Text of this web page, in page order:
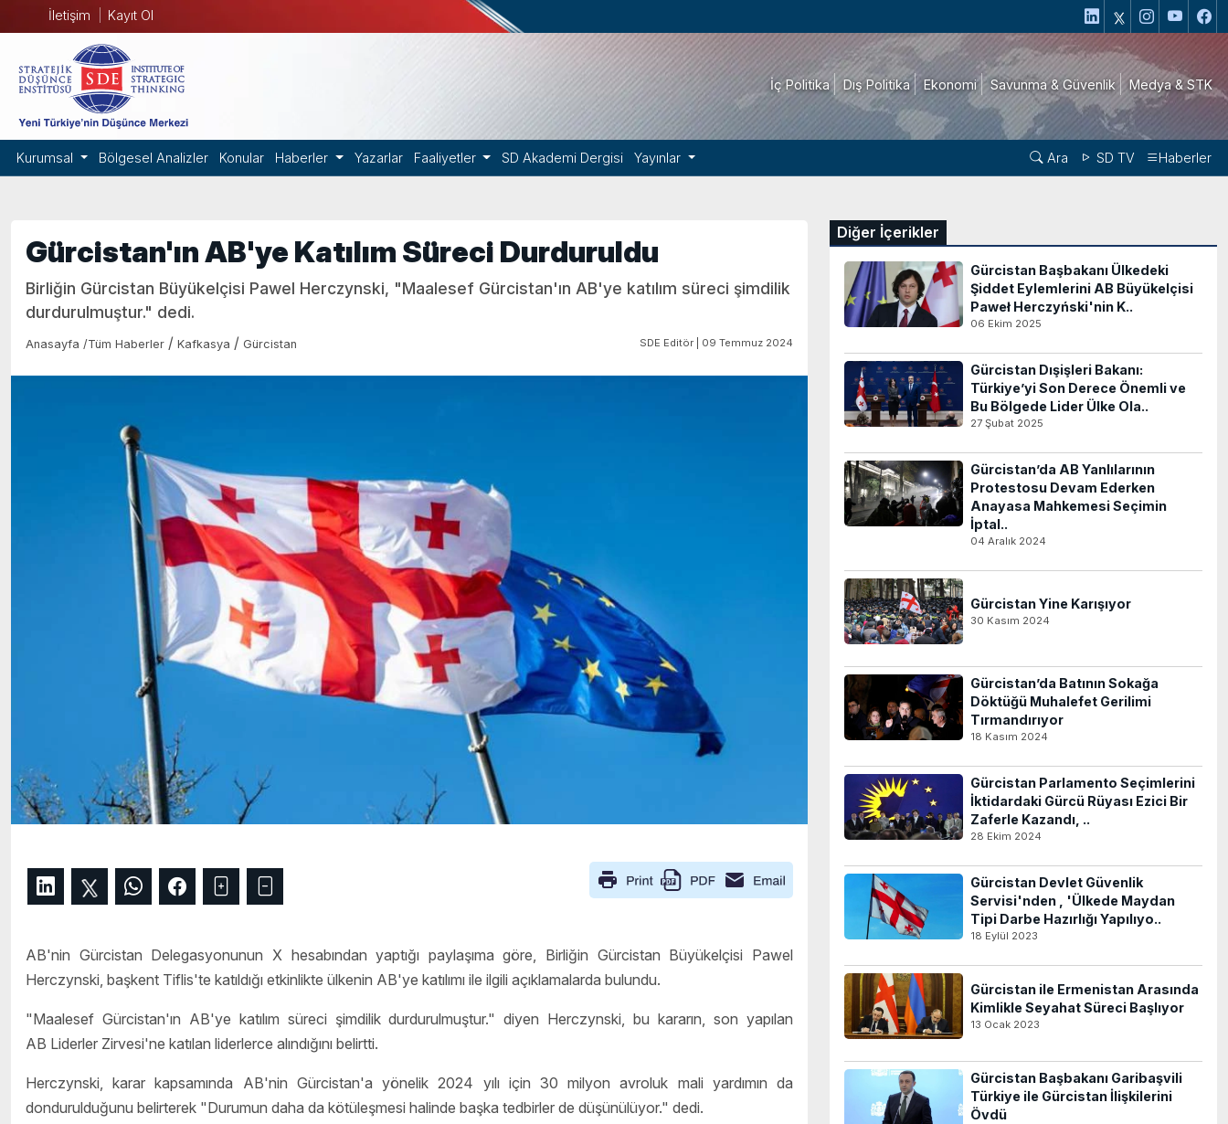
İletişim Kayıt Ol
İç Politika Dış Politika Ekonomi Savunma & Güvenlik Medya & STK
Kurumsal Bölgesel Analizler Konular Haberler Yazarlar Faaliyetler SD Akademi Dergisi Yayınlar Ara SD TV Haberler
Gürcistan'ın AB'ye Katılım Süreci Durduruldu
Birliğin Gürcistan Büyükelçisi Pawel Herczynski, "Maalesef Gürcistan'ın AB'ye katılım süreci şimdilik
durdurulmuştur." dedi.
Anasayfa /Tüm Haberler / Kafkasya / Gürcistan SDE Editör | 09 Temmuz 2024
AB'nin Gürcistan Delegasyonunun X hesabından yaptığı paylaşıma göre, Birliğin Gürcistan Büyükelçisi Pawel
Herczynski, başkent Tiflis'te katıldığı etkinlikte ülkenin AB'ye katılımı ile ilgili açıklamalarda bulundu.
"Maalesef Gürcistan'ın AB'ye katılım süreci şimdilik durdurulmuştur." diyen Herczynski, bu kararın, son yapılan
AB Liderler Zirvesi'ne katılan liderlerce alındığını belirtti.
Herczynski, karar kapsamında AB'nin Gürcistan'a yönelik 2024 yılı için 30 milyon avroluk mali yardımın da
dondurulduğunu belirterek "Durumun daha da kötüleşmesi halinde başka tedbirler de düşünülüyor." dedi.
Diğer İçerikler
Gürcistan Başbakanı Ülkedeki
Şiddet Eylemlerini AB Büyükelçisi
Paweł Herczyński'nin K..
06 Ekim 2025
Gürcistan Dışişleri Bakanı:
Türkiye’yi Son Derece Önemli ve
Bu Bölgede Lider Ülke Ola..
27 Şubat 2025
Gürcistan’da AB Yanlılarının
Protestosu Devam Ederken
Anayasa Mahkemesi Seçimin
İptal..
04 Aralık 2024
Gürcistan Yine Karışıyor
30 Kasım 2024
Gürcistan’da Batının Sokağa
Döktüğü Muhalefet Gerilimi
Tırmandırıyor
18 Kasım 2024
Gürcistan Parlamento Seçimlerini
İktidardaki Gürcü Rüyası Ezici Bir
Zaferle Kazandı, ..
28 Ekim 2024
Gürcistan Devlet Güvenlik
Servisi'nden , 'Ülkede Maydan
Tipi Darbe Hazırlığı Yapılıyo..
18 Eylül 2023
Gürcistan ile Ermenistan Arasında
Kimlikle Seyahat Süreci Başlıyor
13 Ocak 2023
Gürcistan Başbakanı Garibaşvili
Türkiye ile Gürcistan İlişkilerini
Övdü